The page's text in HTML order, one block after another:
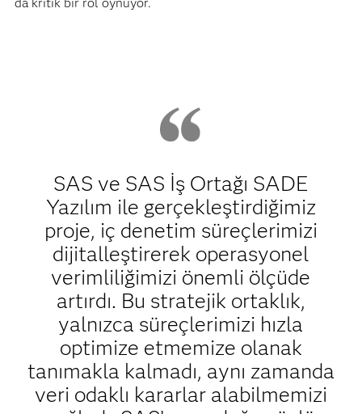
SAS ve SAS İş Ortağı SADE
Yazılım ile gerçekleştirdiğimiz
proje, iç denetim süreçlerimizi
dijitalleştirerek operasyonel
verimliliğimizi önemli ölçüde
artırdı. Bu stratejik ortaklık,
yalnızca süreçlerimizi hızla
optimize etmemize olanak
tanımakla kalmadı, aynı zamanda
veri odaklı kararlar alabilmemizi